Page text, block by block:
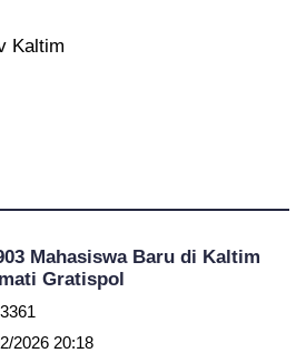
Kaltim
Mahasiswa Baru di Kaltim
Gratispol
2026 20:18